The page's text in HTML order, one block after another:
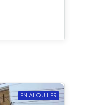
EN ALQUILER